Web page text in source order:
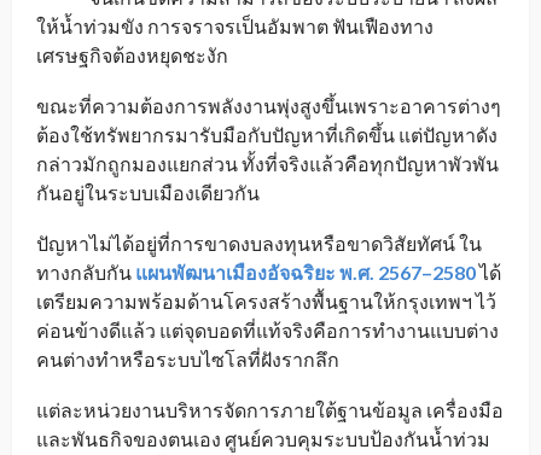
ให้น้ำท่วมขัง การจราจรเป็นอัมพาต ฟันเฟืองทาง
เศรษฐกิจต้องหยุดชะงัก
ขณะที่ความต้องการพลังงานพุ่งสูงขึ้นเพราะอาคารต่างๆ
ต้องใช้ทรัพยากรมารับมือกับปัญหาที่เกิดขึ้น แต่ปัญหาดัง
กล่าวมักถูกมองแยกส่วน ทั้งที่จริงแล้วคือทุกปัญหาพัวพัน
กันอยู่ในระบบเมืองเดียวกัน
ปัญหาไม่ได้อยู่ที่การขาดงบลงทุนหรือขาดวิสัยทัศน์ ใน
ทางกลับกัน แผนพัฒนาเมืองอัจฉริยะ พ.ศ. 2567–2580ได้
เตรียมความพร้อมด้านโครงสร้างพื้นฐานให้กรุงเทพฯ ไว้
ค่อนข้างดีแล้ว แต่จุดบอดที่แท้จริงคือการทำงานแบบต่าง
คนต่างทำหรือระบบไซโลที่ฝังรากลึก
แต่ละหน่วยงานบริหารจัดการภายใต้ฐานข้อมูล เครื่องมือ
และพันธกิจของตนเอง ศูนย์ควบคุมระบบป้องกันน้ำท่วม